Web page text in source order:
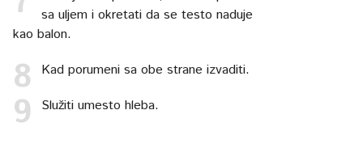
sa uljem i okretati da se testo naduje
kao balon.
Kad porumeni sa obe strane izvaditi.
Služiti umesto hleba.